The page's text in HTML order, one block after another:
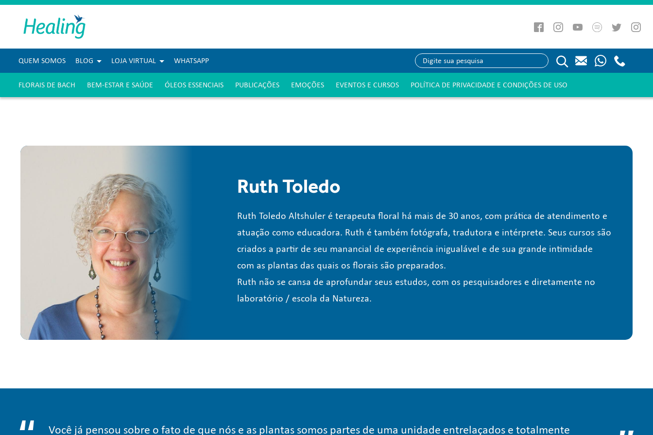
QUEM SOMOS BLOG LOJA VIRTUAL WHATSAPP
FLORAIS DE BACH BEM-ESTAR E SAÚDE ÓLEOS ESSENCIAIS PUBLICAÇÕES EMOÇÕES EVENTOS E CURSOS POLÍTICA DE PRIVACIDADE E CONDIÇÕES DE USO
Ruth Toledo
Ruth Toledo Altshuler é terapeuta floral há mais de 30 anos, com prática de atendimento e
atuação como educadora. Ruth é também fotógrafa, tradutora e intérprete. Seus cursos são
criados a partir de seu manancial de experiência inigualável e de sua grande intimidade
com as plantas das quais os florais são preparados.
Ruth não se cansa de aprofundar seus estudos, com os pesquisadores e diretamente no
laboratório / escola da Natureza.
Você já pensou sobre o fato de que nós e as plantas somos partes de uma unidade entrelaçados e totalmente